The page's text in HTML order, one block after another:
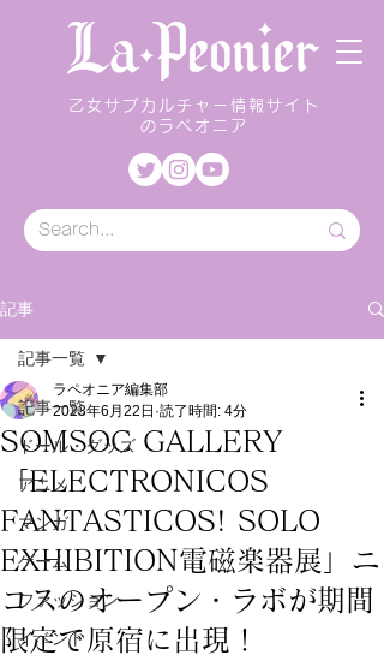
乙女サブカルチャー情報サイト
のラペオニア
記事
記事一覧
ドール・グッズ
アニメ
マンガ
ゲーム
ファッション
イベント
記事一覧
SOMSOC GALLERY
「ELECTRONICOS
FANTASTICOS! SOLO
EXHIBITION電磁楽器展」ニ
コスのオープン・ラボが期間
限定で原宿に出現！
ラペオニア編集部
2023年6月22日 読了時間: 4分